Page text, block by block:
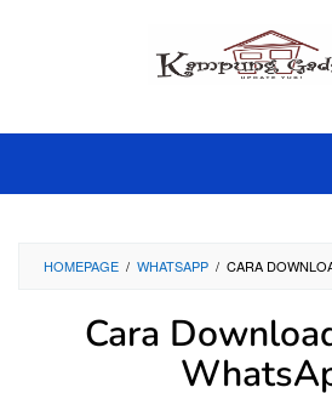
HOMEPAGE / WHATSAPP / CARA
Cara